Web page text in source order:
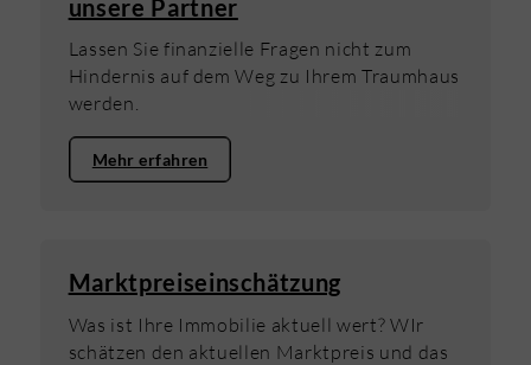
Immobilienmakler und Beratung durch
Pflegexperten zu Wohnen und Pflege im
Alter. Machen Sie mit. Schaffen Sie sich
Planungssicherheit.
unsere Partner
Lassen Sie finanzielle Fragen nicht zum
Hindernis auf dem Weg zu Ihrem Traumhaus
werden.
Mehr erfahren
Marktpreiseinschätzung
Was ist Ihre Immobilie aktuell wert? WIr
schätzen den aktuellen Marktpreis und das